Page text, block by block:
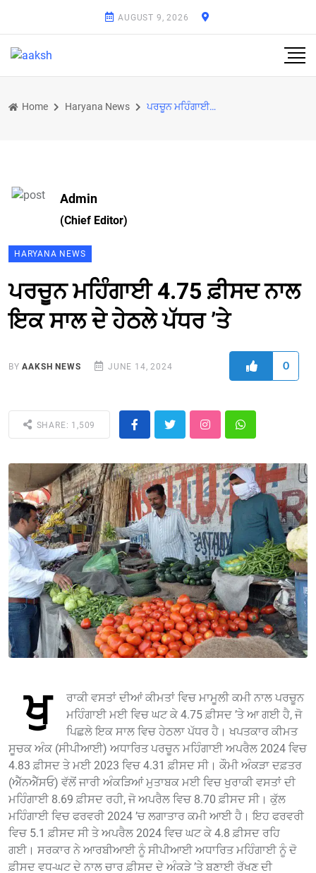
AUGUST 9, 2026
Home Haryana News ਪਰਚੂਨ ਮਹਿੰਗਾਈ 4.75 ਫ਼ੀਸਦ ਨਾਲ ਇਕ ਸਾਲ ਦੇ ਹੇਠਲੇ ਪੱਧਰ ’ਤੇ
Admin
(Chief Editor)
HARYANA NEWS
ਪਰਚੂਨ ਮਹਿੰਗਾਈ 4.75 ਫ਼ੀਸਦ ਨਾਲ
ਇਕ ਸਾਲ ਦੇ ਹੇਠਲੇ ਪੱਧਰ ’ਤੇ
BYAAKSH NEWS JUNE 14, 2024 0
SHARE: 1,509
ਖੁ
ਰਾਕੀ ਵਸਤਾਂ ਦੀਆਂ ਕੀਮਤਾਂ ਵਿਚ ਮਾਮੂਲੀ ਕਮੀ ਨਾਲ ਪਰਚੂਨ
ਮਹਿੰਗਾਈ ਮਈ ਵਿਚ ਘਟ ਕੇ 4.75 ਫ਼ੀਸਦ ’ਤੇ ਆ ਗਈ ਹੈ, ਜੋ
ਪਿਛਲੇ ਇਕ ਸਾਲ ਵਿਚ ਹੇਠਲਾ ਪੱਧਰ ਹੈ। ਖਪਤਕਾਰ ਕੀਮਤ
ਸੂਚਕ ਅੰਕ (ਸੀਪੀਆਈ) ਅਧਾਰਿਤ ਪਰਚੂਨ ਮਹਿੰਗਾਈ ਅਪਰੈਲ 2024 ਵਿਚ
4.83 ਫ਼ੀਸਦ ਤੇ ਮਈ 2023 ਵਿਚ 4.31 ਫ਼ੀਸਦ ਸੀ। ਕੌਮੀ ਅੰਕੜਾ ਦਫ਼ਤਰ
(ਐੱਨਐੱਸਓ) ਵੱਲੋਂ ਜਾਰੀ ਅੰਕੜਿਆਂ ਮੁਤਾਬਕ ਮਈ ਵਿਚ ਖੁਰਾਕੀ ਵਸਤਾਂ ਦੀ
ਮਹਿੰਗਾਈ 8.69 ਫ਼ੀਸਦ ਰਹੀ, ਜੋ ਅਪਰੈਲ ਵਿਚ 8.70 ਫ਼ੀਸਦ ਸੀ। ਕੁੱਲ
ਮਹਿੰਗਾਈ ਵਿਚ ਫਰਵਰੀ 2024 ’ਚ ਲਗਾਤਾਰ ਕਮੀ ਆਈ ਹੈ। ਇਹ ਫਰਵਰੀ
ਵਿਚ 5.1 ਫ਼ੀਸਦ ਸੀ ਤੇ ਅਪਰੈਲ 2024 ਵਿਚ ਘਟ ਕੇ 4.8 ਫ਼ੀਸਦ ਰਹਿ
ਗਈ। ਸਰਕਾਰ ਨੇ ਆਰਬੀਆਈ ਨੂੰ ਸੀਪੀਆਈ ਅਧਾਰਿਤ ਮਹਿੰਗਾਈ ਨੂੰ ਦੋ
ਫ਼ੀਸਦ ਵਧ-ਘਟ ਦੇ ਨਾਲ ਚਾਰ ਫ਼ੀਸਦ ਦੇ ਅੰਕੜੇ ’ਤੇ ਬਣਾਈ ਰੱਖਣ ਦੀ